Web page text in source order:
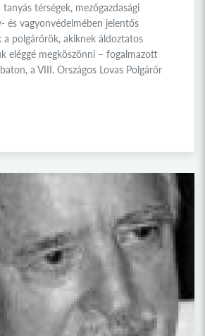
térségek, mezőgazdasági
és vagyonvédelmében jelentős
a polgárőrök, akiknek áldoztatos
eléggé megköszönni – fogalmazott
a VIII. Országos Lovas Polgárőr